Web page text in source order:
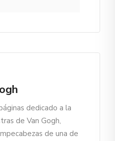
dedicado a la
de Van Gogh,
de una de